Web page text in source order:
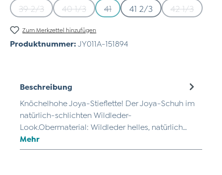
39 2/3(Diese Option ist zurzeit nicht verfügbar.)
40 1/3(Diese Option ist zurzeit nicht verfügbar.)
41(Diese Option ist zurzeit nicht
41 2/3 42 1/3(Diese
Zum Merkzettel hinzufügen
Produktnummer: JY011A-151894
Beschreibung
Knöchelhohe Joya-Stieflette! Der Joya-Schuh im
natürlich-schlichten Wildleder-
Look.Obermaterial: Wildleder helles, natürlich…
Mehr